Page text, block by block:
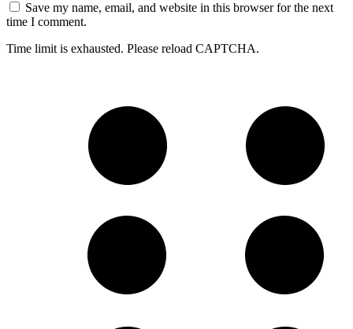
Save my name, email, and website in this browser for the next
time I comment.
Time limit is exhausted. Please reload CAPTCHA.